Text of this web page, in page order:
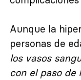
Aunque la
personas de
los vasos
con el paso de